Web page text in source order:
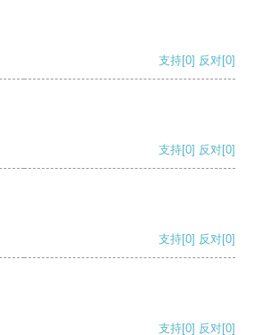
支持[0] 反对[0]
支持[0] 反对[0]
支持[0] 反对[0]
支持[0] 反对[0]